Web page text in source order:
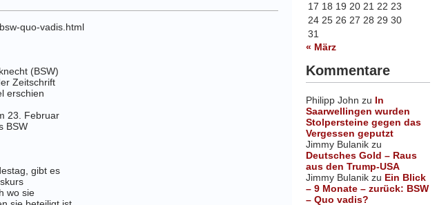
17 18 19 20 21 22 23
24 25 26 27 28 29 30
31
« März
Kommentare
Philipp John zu In
Saarwellingen wurden
Stolpersteine gegen das
Vergessen geputzt
Jimmy Bulanik zu
Deutsches Gold – Raus
aus den Trump-USA
Jimmy Bulanik zu Ein Blick
– 9 Monate – zurück: BSW
– Quo vadis?
quo-vadis.html
(BSW)
Zeitschrift
erschien
23. Februar
BSW
gibt es
wo sie